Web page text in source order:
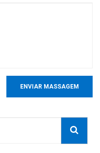
ENVIAR MASSAGEM